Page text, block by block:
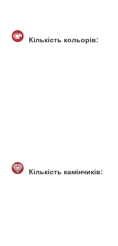
Кількість кольорів:
Кількість камінчиків: